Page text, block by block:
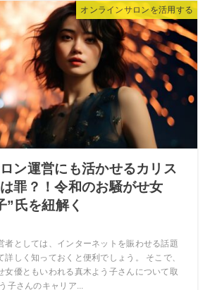
オンラインサロンを活用する
ン運営にも活かせるカリス
罪？！令和のお騒がせ女
”氏を紐解く
者としては、インターネットを賑わせる話題
詳しく知っておくと便利でしょう。 そこで、
女優ともいわれる真木よう子さんについて取
子さんのキャリア...